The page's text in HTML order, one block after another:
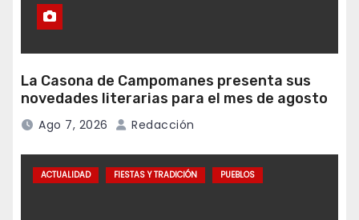
La Casona de Campomanes presenta sus
novedades literarias para el mes de agosto
Ago 7, 2026 Redacción
ACTUALIDAD FIESTAS Y TRADICIÓN PUEBLOS